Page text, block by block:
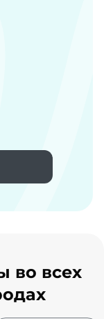
во всех